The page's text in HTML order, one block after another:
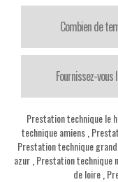
Combien de
Fournissez-
Prestation technique le
technique amiens,
Prestation technique
azur Prestation technique
de loire